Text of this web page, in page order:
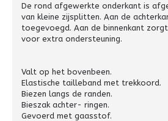
De rond afgewerkte onderkant is
van kleine zijsplitten. Aan de
toegevoegd. Aan de binnenkant
voor extra ondersteuning.
Valt op het bovenbeen.
Elastische tailleband met trekkoord.
Biezen langs de randen.
Bieszak achter- ringen.
Gevoerd met gaasstof.